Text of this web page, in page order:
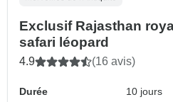
Exclusif Rajasthan
safari léopard
4.9 (16 avis)
Durée
10 jours